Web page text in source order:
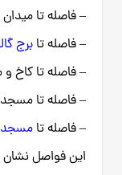
– فاصله تا میدان تقسیم:
– فاصله تا برج
– فاصله تا کاخ و موزه
– فاصله تا مسجد و
– فاصله تا مسجد
این فواصل